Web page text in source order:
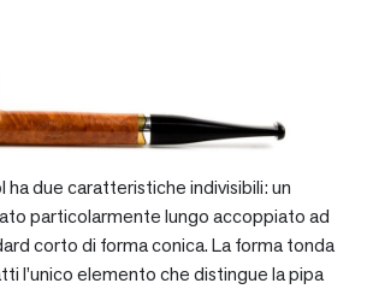
ha due caratteristiche indivisibili: un
particolarmente lungo accoppiato ad
corto di forma conica. La forma tonda
l’unico elemento che distingue la pipa